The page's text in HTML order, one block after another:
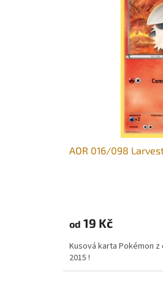
AOR 016/098
od 19 Kč
Kusová karta Pokémon
2015 !